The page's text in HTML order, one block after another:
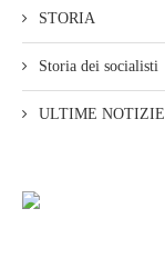
STORIA
Storia dei socialisti
ULTIME NOTIZIE